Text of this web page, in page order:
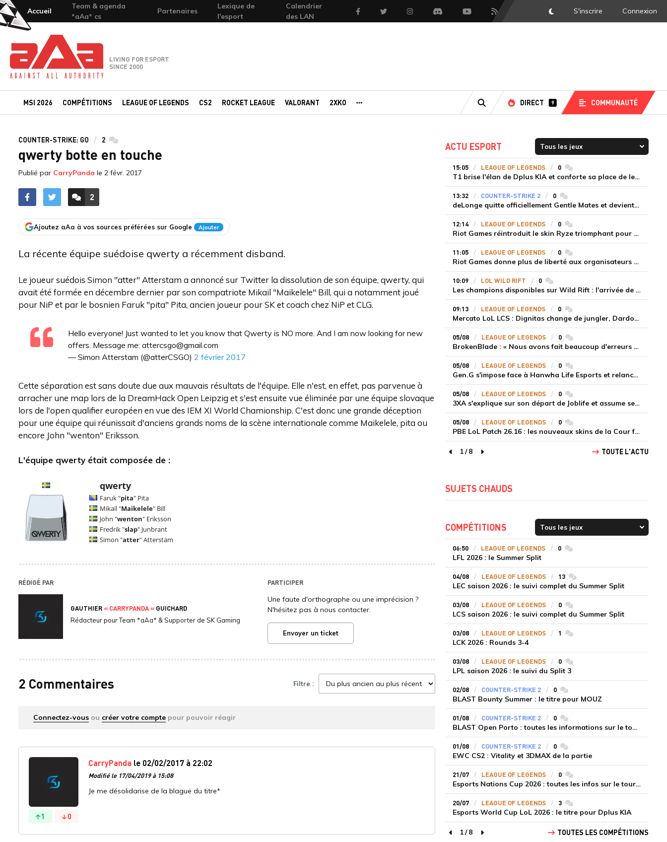
Accueil
Team & agenda
*aAa* cs
Partenaires
Lexique de
l'esport
Calendrier
des LAN
FacebookTwitter InstagramDiscord YoutubeFlux RSS DarkMode
S'inscrire Connexion
Team-aAa - against All authority
LIVING FOR ESPORT
SINCE 2000
MSI 2026 COMPÉTITIONS LEAGUE OF LEGENDS CS2 ROCKET LEAGUE VALORANT 2XKO
RECHERCHE
DIRECT 9 COMMUNAUTÉ
COUNTER-STRIKE: GO 2 commentaires
qwerty botte en touche
Publié par CarryPanda le 2 févr. 2017
ACCÉDER AUX
2
COMMENTAIRES
Ajoutez aAa à vos sources préférées sur Google Ajouter
La récente équipe suédoise qwerty a récemment disband.
Le joueur suédois Simon "atter" Atterstam a annoncé sur Twitter la dissolution de son équipe, qwerty, qui
avait été formée en décembre dernier par son compatriote Mikail "Maikelele" Bill, qui a notamment joué
pour NiP et par le bosnien Faruk "pita" Pita, ancien joueur pour SK et coach chez NiP et CLG.
Hello everyone! Just wanted to let you know that Qwerty is NO more. And I am now looking for new
offers. Message me: attercsgo@gmail.com
— Simon Atterstam (@atterCSGO) 2 février 2017
Cette séparation est sans doute due aux mauvais résultats de l'équipe. Elle n'est, en effet, pas parvenue à
arracher une map lors de la DreamHack Open Leipzig et s'est ensuite vue éliminée par une équipe slovaque
lors de l'open qualifier européen en vue des IEM XI World Chamionship. C'est donc une grande déception
pour une équipe qui réunissait d'anciens grands noms de la scène internationale comme Maikelele, pita ou
encore John "wenton" Eriksson.
L'équipe qwerty était composée de :
qwerty
Faruk "pita" Pita
Mikail "Maikelele" Bill
John "wenton" Eriksson
Fredrik "slap" Junbrant
Simon "atter" Atterstam
RÉDIGÉ PAR
GAUTHIER « CARRYPANDA » GUICHARD
Rédacteur pour Team *aAa* & Supporter de SK Gaming
PARTICIPER
Une faute d'orthographe ou une imprécision ?
N'hésitez pas à nous contacter.
Envoyer un ticket
2 Commentaires Filtre :
Connectez-vous ou créer votre compte pour pouvoir réagir
1 0
CarryPanda le 02/02/2017 à 22:02
Modifié le 17/04/2019 à 15:08
Je me désolidarise de la blague du titre*
ACTU ESPORT
15:05 LEAGUE OF LEGENDS 0commentaires
T1 brise l'élan de Dplus KIA et conforte sa place de leader en LCK 2026 Rounds 3-4
13:32 COUNTER-STRIKE 2 0commentaires
deLonge quitte officiellement Gentle Mates et devient agent libre
12:14 LEAGUE OF LEGENDS 0commentaires
Riot Games réintroduit le skin Ryze triomphant pour récompenser la scène amateur
11:05 LEAGUE OF LEGENDS 0commentaires
Riot Games donne plus de liberté aux organisateurs de tournois locaux sur League of Legends
10:09 LOL WILD RIFT 0commentaires
Les champions disponibles sur Wild Rift : l'arrivée de Cho'Gath
09:13 LEAGUE OF LEGENDS 0commentaires
Mercato LoL LCS : Dignitas change de jungler, Dardoch fait son retour en LCS, eXyu annonce sa retraite
05/08 LEAGUE OF LEGENDS 0commentaires
BrokenBlade : « Nous avons fait beaucoup d'erreurs bêtes, mais une victoire reste une victoire et c'est une chose dont on peut se réjouir »
05/08 LEAGUE OF LEGENDS 0commentaires
Gen.G s'impose face à Hanwha Life Esports et relance sa dynamique en LCK
05/08 LEAGUE OF LEGENDS 0commentaires
3XA s'explique sur son départ de Joblife et assume ses torts
05/08 LEAGUE OF LEGENDS 0commentaires
PBE LoL Patch 26.16 : les nouveaux skins de la Cour féérique
page précédente
1/8
page suivante
TOUTE L'ACTU
SUJETS CHAUDS
COMPÉTITIONS
06:50 LEAGUE OF LEGENDS 0commentaires
LFL 2026 : le Summer Split
04/08 LEAGUE OF LEGENDS 13commentaires
LEC saison 2026 : le suivi complet du Summer Split
03/08 LEAGUE OF LEGENDS 0commentaires
LCS saison 2026 : le suivi complet du Summer Split
03/08 LEAGUE OF LEGENDS 1 commentaires
LCK 2026 : Rounds 3-4
03/08 LEAGUE OF LEGENDS 0commentaires
LPL saison 2026 : le suivi du Split 3
02/08 COUNTER-STRIKE 2 0commentaires
BLAST Bounty Summer : le titre pour MOUZ
01/08 COUNTER-STRIKE 2 0commentaires
BLAST Open Porto : toutes les informations sur le tournoi
01/08 COUNTER-STRIKE 2 0commentaires
EWC CS2 : Vitality et 3DMAX de la partie
21/07 LEAGUE OF LEGENDS 0commentaires
Esports Nations Cup 2026 : toutes les infos sur le tournoi
20/07 LEAGUE OF LEGENDS 3commentaires
Esports World Cup LoL 2026 : le titre pour Dplus KIA
page précédente
1/8
page suivante
TOUTES LES COMPÉTITIONS